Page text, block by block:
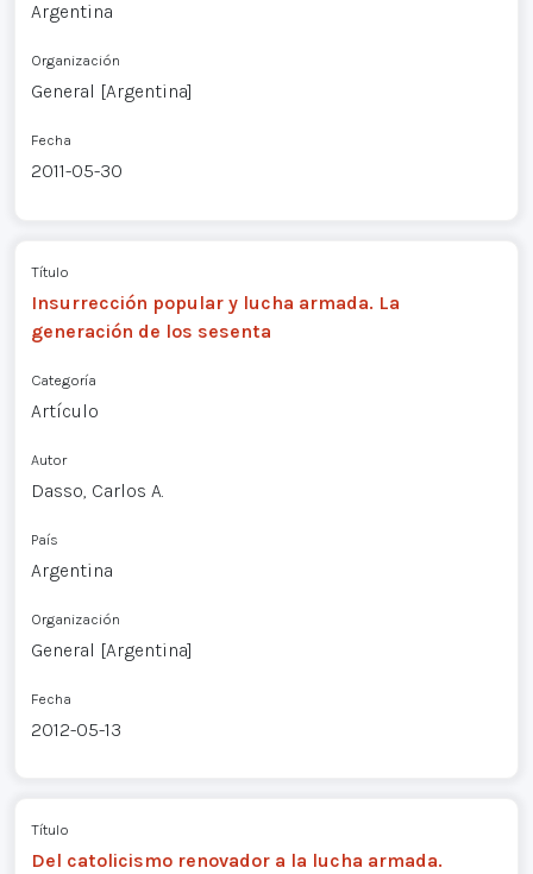
Argentina
Organización
General [Argentina]
Fecha
2011-05-30
Título
Insurrección popular y lucha armada. La
generación de los sesenta
Categoría
Artículo
Autor
Dasso, Carlos A.
País
Argentina
Organización
General [Argentina]
Fecha
2012-05-13
Título
Del catolicismo renovador a la lucha armada.